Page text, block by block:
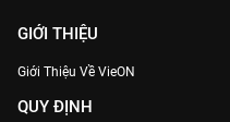
GIỚI THIỆU
Giới Thiệu Về VieON
QUY ĐỊNH